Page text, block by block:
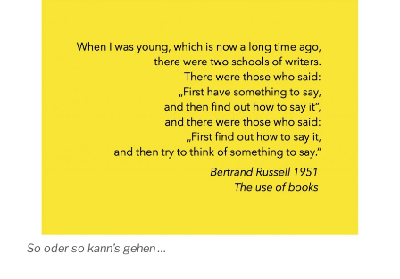
So oder so kann’s gehen …